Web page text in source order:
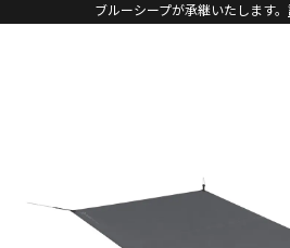
ブルーシープが承継いたします。